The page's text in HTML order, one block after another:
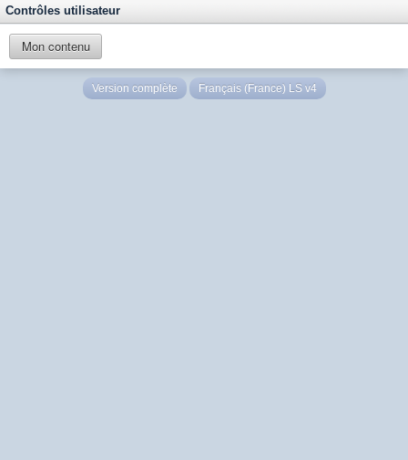
Contrôles utilisateur
Mon contenu
Version complète Français (France) LS v4